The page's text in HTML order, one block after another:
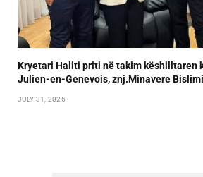
Kryetari Haliti priti në takim këshilltaren
Julien-en-Genevois, znj.Minavere Bislimi
JULY 31, 2026